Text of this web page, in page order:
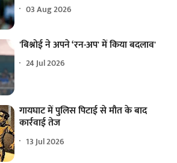
03 Aug 2026
'बिश्नोई ने अपने ‘रन-अप' में किया बदलाव'
24 Jul 2026
गायघाट में पुलिस पिटाई से मौत के बाद
कार्रवाई तेज
13 Jul 2026